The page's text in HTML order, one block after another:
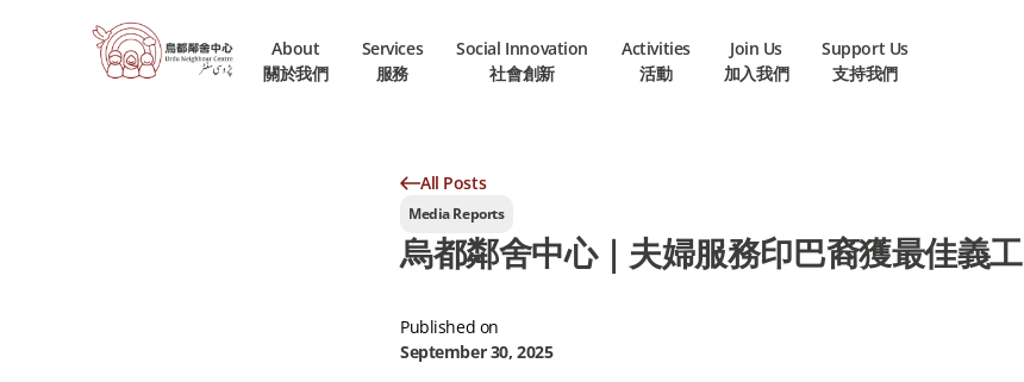
About
關於我們
Services
服務
Social Innovation
社會創新
Activities
活動
Join Us
加入我們
Support Us
支持我們
All Posts
Media Reports
烏都鄰舍中心｜夫婦服務印巴裔獲最佳義工
Published on
September 30, 2025